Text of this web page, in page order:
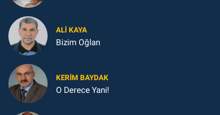
ALI KAYA
Bizim Oğlan
KERIM BAYDAK
O Derece Yani!